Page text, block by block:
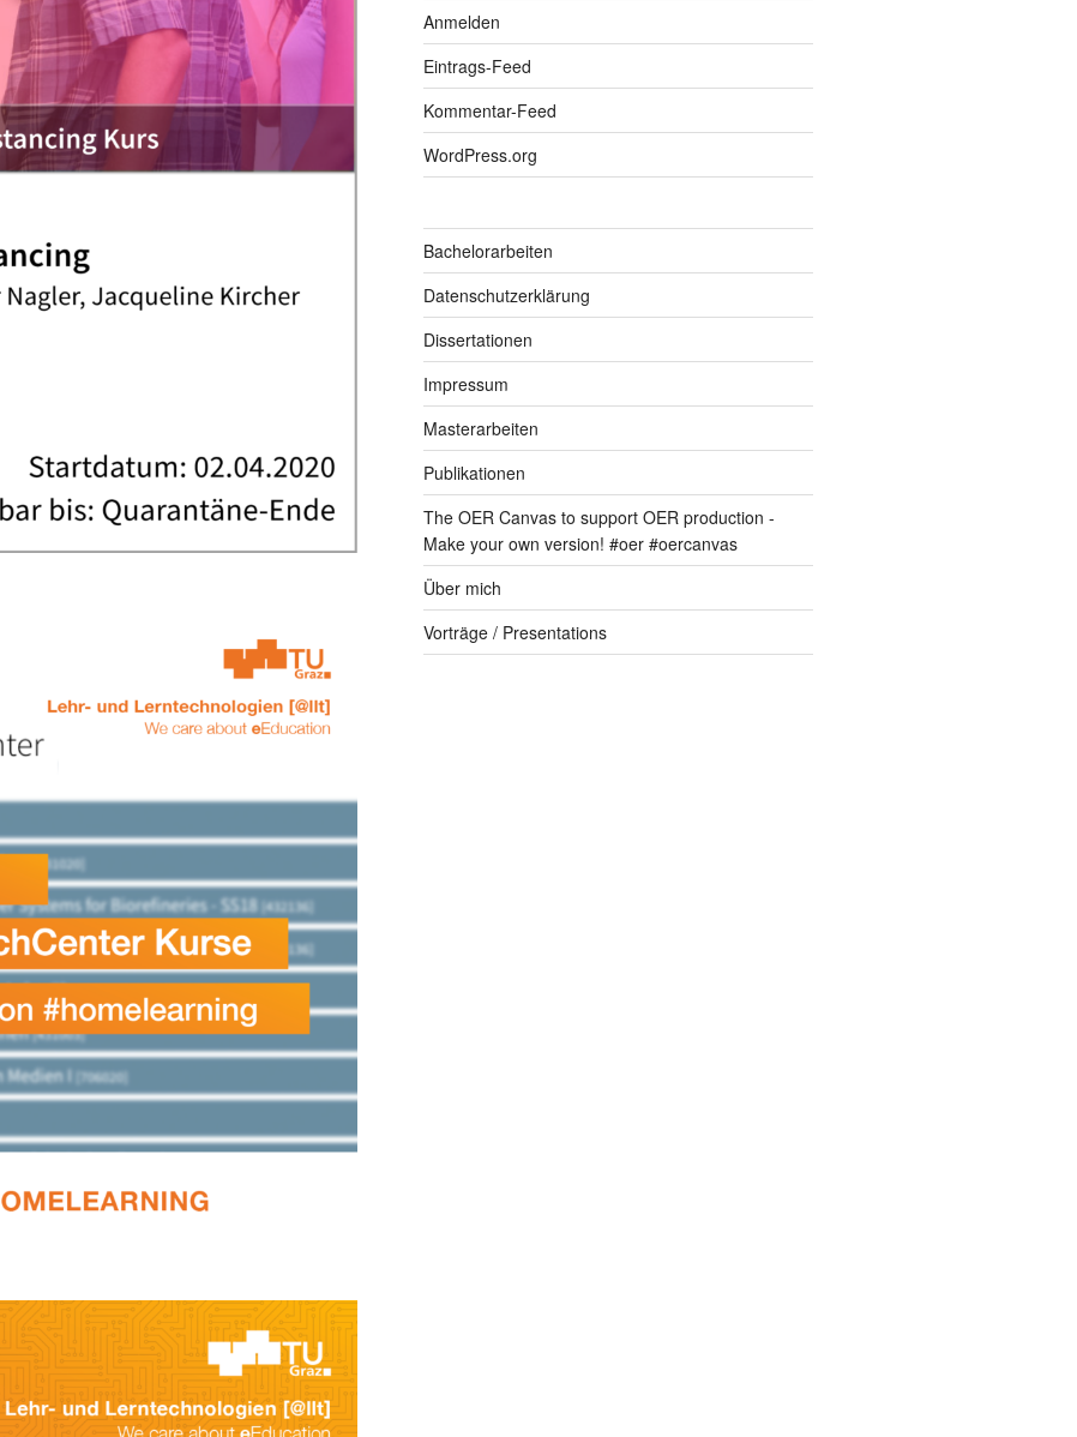
Anmelden
Eintrags-Feed
Kommentar-Feed
WordPress.org
Bachelorarbeiten
Datenschutzerklärung
Dissertationen
Impressum
Masterarbeiten
Publikationen
The OER Canvas to support OER production -
Make your own version! #oer #oercanvas
Über mich
Vorträge / Presentations